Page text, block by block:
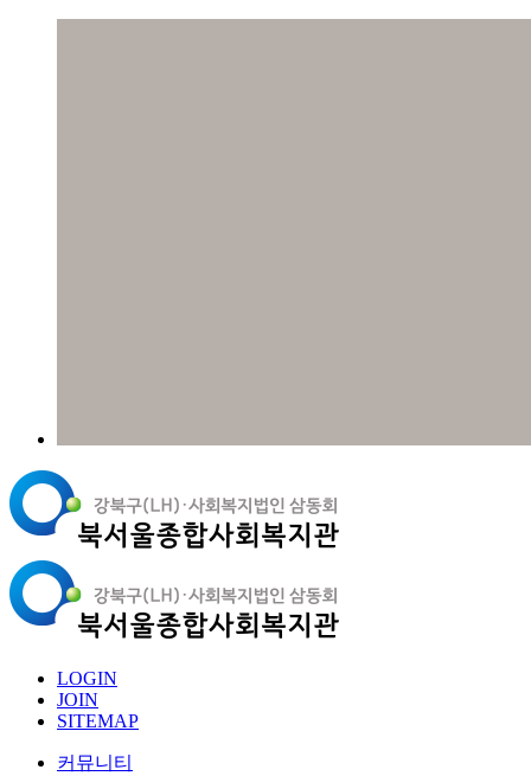
LOGIN
JOIN
SITEMAP
커뮤니티